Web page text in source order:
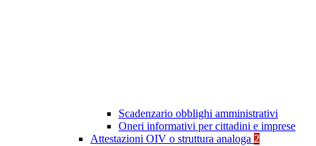
Scadenzario obblighi amministrativi
Oneri informativi per cittadini e imprese
Attestazioni OIV o struttura analoga 2